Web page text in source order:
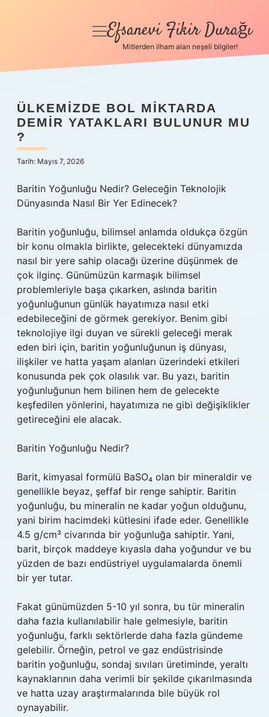
Anasayfa
Yasal Uyarı
Hakkımızda
menüyü
Efsanevi Fikir Durağı
Mitlerden ilham alan neşeli bilgiler!
ÜLKEMIZDE BOL MIKTARDA
DEMIR YATAKLARI BULUNUR MU
?
Tarih: Mayıs 7, 2026
Baritin Yoğunluğu Nedir? Geleceğin Teknolojik
Dünyasında Nasıl Bir Yer Edinecek?
Baritin yoğunluğu, bilimsel anlamda oldukça özgün
bir konu olmakla birlikte, gelecekteki dünyamızda
nasıl bir yere sahip olacağı üzerine düşünmek de
çok ilginç. Günümüzün karmaşık bilimsel
problemleriyle başa çıkarken, aslında baritin
yoğunluğunun günlük hayatımıza nasıl etki
edebileceğini de görmek gerekiyor. Benim gibi
teknolojiye ilgi duyan ve sürekli geleceği merak
eden biri için, baritin yoğunluğunun iş dünyası,
ilişkiler ve hatta yaşam alanları üzerindeki etkileri
konusunda pek çok olasılık var. Bu yazı, baritin
yoğunluğunun hem bilinen hem de gelecekte
keşfedilen yönlerini, hayatımıza ne gibi değişiklikler
getireceğini ele alacak.
Baritin Yoğunluğu Nedir?
Barit, kimyasal formülü BaSO₄ olan bir mineraldir ve
genellikle beyaz, şeffaf bir renge sahiptir. Baritin
yoğunluğu, bu mineralin ne kadar yoğun olduğunu,
yani birim hacimdeki kütlesini ifade eder. Genellikle
4.5 g/cm³ civarında bir yoğunluğa sahiptir. Yani,
barit, birçok maddeye kıyasla daha yoğundur ve bu
yüzden de bazı endüstriyel uygulamalarda önemli
bir yer tutar.
Fakat günümüzden 5-10 yıl sonra, bu tür mineralin
daha fazla kullanılabilir hale gelmesiyle, baritin
yoğunluğu, farklı sektörlerde daha fazla gündeme
gelebilir. Örneğin, petrol ve gaz endüstrisinde
baritin yoğunluğu, sondaj sıvıları üretiminde, yeraltı
kaynaklarının daha verimli bir şekilde çıkarılmasında
ve hatta uzay araştırmalarında bile büyük rol
oynayabilir.